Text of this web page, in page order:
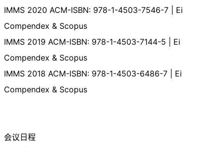
IMMS 2020 ACM-ISBN: 978-1-4503-7546-7 | Ei
Compendex & Scopus
IMMS 2019 ACM-ISBN: 978-1-4503-7144-5 | Ei
Compendex & Scopus
IMMS 2018 ACM-ISBN: 978-1-4503-6486-7 | Ei
Compendex & Scopus
会议日程